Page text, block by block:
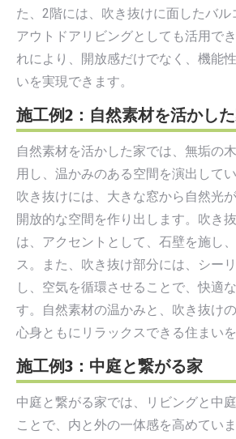
た、2階には、吹き抜けに面したバル
アウトドアリビングとしても活用で
れにより、開放感だけでなく、機能
いを実現できます。
施工例2：自然素材を活かし
自然素材を活かした家では、無垢の
用し、温かみのある空間を演出して
吹き抜けには、大きな窓から自然光
開放的な空間を作り出します。吹き
は、アクセントとして、石壁を施し
ス。また、吹き抜け部分には、シー
し、空気を循環させることで、快適
す。自然素材の温かみと、吹き抜け
心身ともにリラックスできる住まいを
施工例3：中庭と繋がる家
中庭と繋がる家では、リビングと中
ことで、内と外の一体感を高めてい